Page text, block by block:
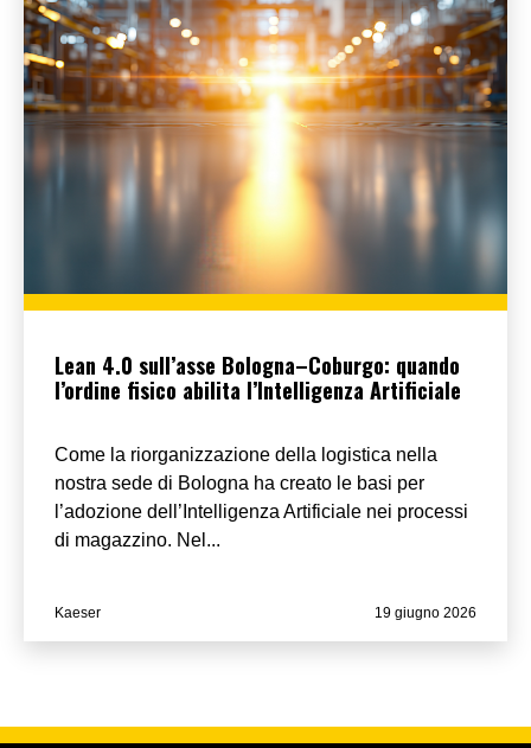
Lean 4.0 sull’asse Bologna–Coburgo: quando
l’ordine fisico abilita l’Intelligenza Artificiale
Come la riorganizzazione della logistica nella
nostra sede di Bologna ha creato le basi per
l’adozione dell’Intelligenza Artificiale nei processi
di magazzino. Nel...
Kaeser 19 giugno 2026